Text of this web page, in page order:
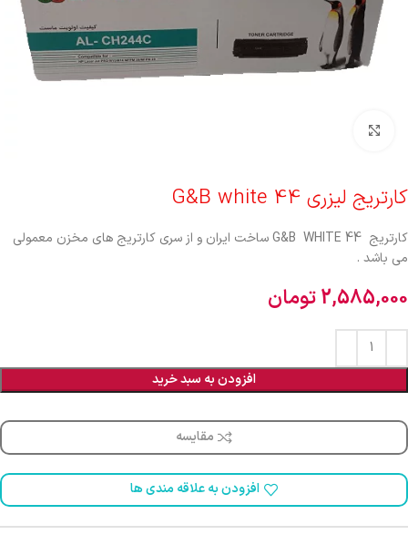
کارتریج لیزری G&B white 44
کارتریج G&B WHITE 44 ساخت ایران و از سری کارتریج های مخزن معمولی
می باشد .
2,585,000تومان
افزودن به سبد خرید
مقایسه
افزودن به علاقه مندی ها